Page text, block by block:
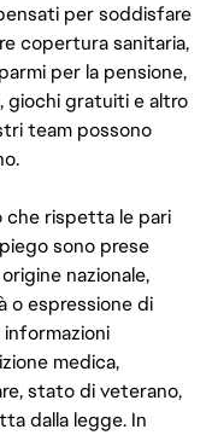
per soddisfare
copertura sanitaria,
per la pensione,
giochi gratuiti e altro
team possono
che rispetta le pari
sono prese
nazionale,
o espressione di
medica,
stato di veterano,
dalla legge. In